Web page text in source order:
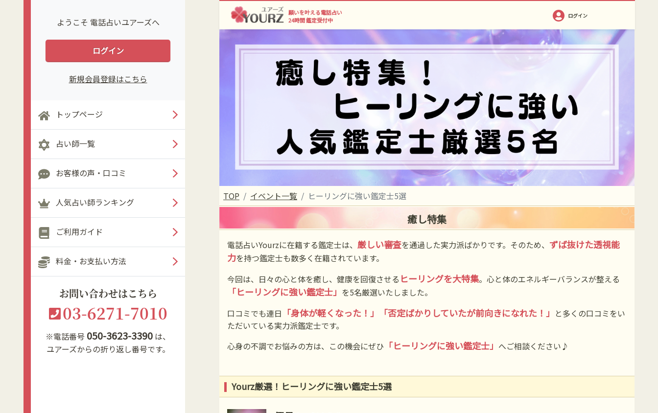
ようこそ 電話占いユアーズへ
ログイン
新規会員登録はこちら
トップページ
占い師一覧
お客様の声・口コミ
人気占い師ランキング
ご利用ガイド
料金・お支払い方法
お問い合わせはこちら
03-6271-7010
※電話番号 050-3623-3390 は、
ユアーズからの折り返し番号です。
願いを叶える電話占い
24時間 鑑定受付中
ログイン
TOP イベント一覧 ヒーリングに強い鑑定士5選
癒し特集
電話占いYourzに在籍する鑑定士は、 厳しい審査を通過した実力派ばかりです。そのため、 ずば抜けた透視能
力を持つ鑑定士も数多く在籍されています。
今回は、日々の心と体を癒し、健康を回復させる ヒーリングを大特集。心と体のエネルギーバランスが整える
「ヒーリングに強い鑑定士」 を5名厳選いたしました。
口コミでも連日 「身体が軽くなった！」「否定ばかりしていたが前向きになれた！」 と多くの口コミをい
ただいている実力派鑑定士です。
心身の不調でお悩みの方は、この機会にぜひ 「ヒーリングに強い鑑定士」 へご相談ください♪
Yourz厳選！ヒーリングに強い鑑定士5選